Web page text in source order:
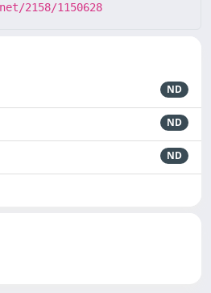
2158/1150628
ND
ND
ND